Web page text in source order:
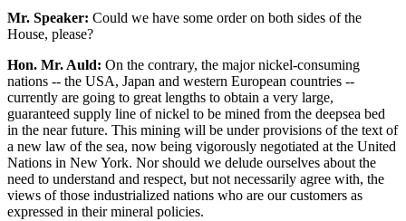
Mr. Speaker: Could we have some order on both sides of the
House, please?
Hon. Mr. Auld: On the contrary, the major nickel-consuming
nations -- the USA, Japan and western European countries --
currently are going to great lengths to obtain a very large,
guaranteed supply line of nickel to be mined from the deepsea bed
in the near future. This mining will be under provisions of the text of
a new law of the sea, now being vigorously negotiated at the United
Nations in New York. Nor should we delude ourselves about the
need to understand and respect, but not necessarily agree with, the
views of those industrialized nations who are our customers as
expressed in their mineral policies.